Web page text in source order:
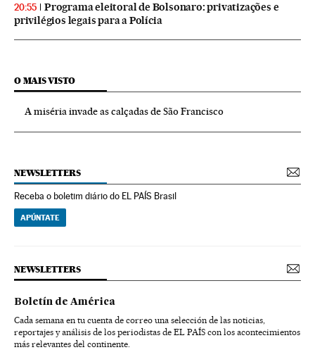
20:55
Programa eleitoral de Bolsonaro: privatizações e
privilégios legais para a Polícia
O MAIS VISTO
A miséria invade as calçadas de São Francisco
NEWSLETTERS
Receba o boletim diário do EL PAÍS Brasil
APÚNTATE
NEWSLETTERS
Boletín de América
Cada semana en tu cuenta de correo una selección de las noticias,
reportajes y análisis de los periodistas de EL PAÍS con los acontecimientos
más relevantes del continente.